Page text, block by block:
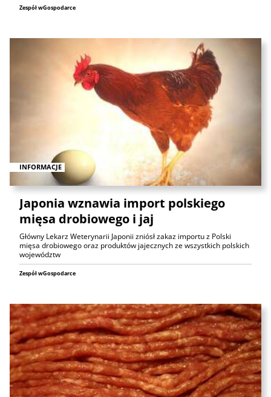
Zespół wGospodarce
INFORMACJE
Japonia wznawia import polskiego
mięsa drobiowego i jaj
Główny Lekarz Weterynarii Japonii zniósł zakaz importu z Polski
mięsa drobiowego oraz produktów jajecznych ze wszystkich polskich
województw
Zespół wGospodarce